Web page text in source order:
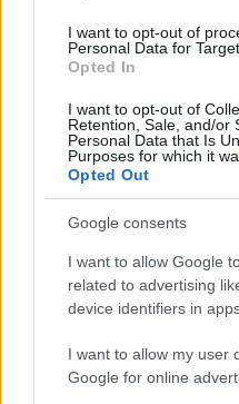
I want to opt-out of
Personal Data for
Opted In
I want to opt-out of
Retention, Sale, and/or
Personal Data that Is
Purposes for which it
Opted Out
Google consents
I want to allow Google
related to advertising
device identifiers in
I want to allow my user
Google for online
Turiste si
del fuoco
Meteo Olbia 6
Gallura
Incidente
persone: due
Red Valley
alle 5